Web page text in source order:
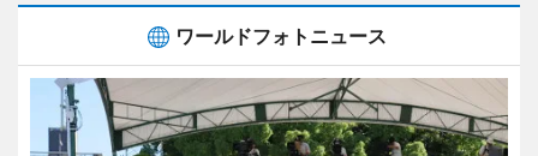
ワールドフォトニュース